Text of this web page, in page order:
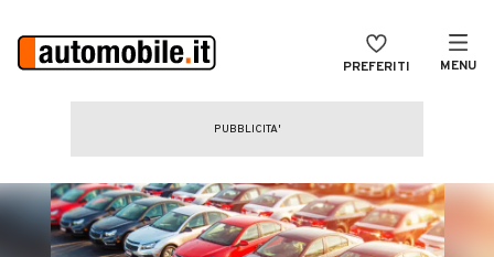
PREFERITI MENU
CERCA
Auto usate
Auto Km 0
MAGAZINE
ACCEDI